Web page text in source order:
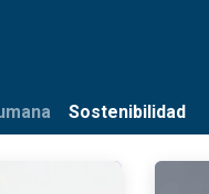
Sostenibilidad